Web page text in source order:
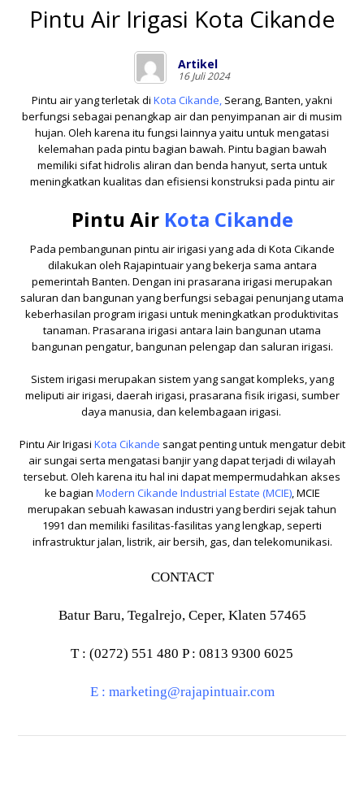
Pintu Air Irigasi Kota Cikande
Artikel
16 Juli 2024
Pintu air yang terletak di Kota Cikande, Serang, Banten, yakni
berfungsi sebagai penangkap air dan penyimpanan air di musim
hujan. Oleh karena itu fungsi lainnya yaitu untuk mengatasi
kelemahan pada pintu bagian bawah. Pintu bagian bawah
memiliki sifat hidrolis aliran dan benda hanyut, serta untuk
meningkatkan kualitas dan efisiensi konstruksi pada pintu air
Pintu Air Kota Cikande
Pada pembangunan pintu air irigasi yang ada di Kota Cikande
dilakukan oleh Rajapintuair yang bekerja sama antara
pemerintah Banten. Dengan ini prasarana irigasi merupakan
saluran dan bangunan yang berfungsi sebagai penunjang utama
keberhasilan program irigasi untuk meningkatkan produktivitas
tanaman. Prasarana irigasi antara lain bangunan utama
bangunan pengatur, bangunan pelengap dan saluran irigasi.
Sistem irigasi merupakan sistem yang sangat kompleks, yang
meliputi air irigasi, daerah irigasi, prasarana fisik irigasi, sumber
daya manusia, dan kelembagaan irigasi.
Pintu Air Irigasi Kota Cikande sangat penting untuk mengatur debit
air sungai serta mengatasi banjir yang dapat terjadi di wilayah
tersebut. Oleh karena itu hal ini dapat mempermudahkan akses
ke bagian Modern Cikande Industrial Estate (MCIE), MCIE
merupakan sebuah kawasan industri yang berdiri sejak tahun
1991 dan memiliki fasilitas-fasilitas yang lengkap, seperti
infrastruktur jalan, listrik, air bersih, gas, dan telekomunikasi.
CONTACT
Batur Baru, Tegalrejo, Ceper, Klaten 57465
T : (0272) 551 480 P : 0813 9300 6025
E : marketing@rajapintuair.com